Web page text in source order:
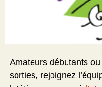
Amateurs débutants
sorties, rejoignez